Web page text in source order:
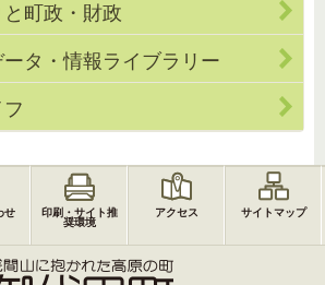
町政・財政
タ・情報ライブラリー
せ
印刷・サイト推
奨環境
アクセス サイトマップ